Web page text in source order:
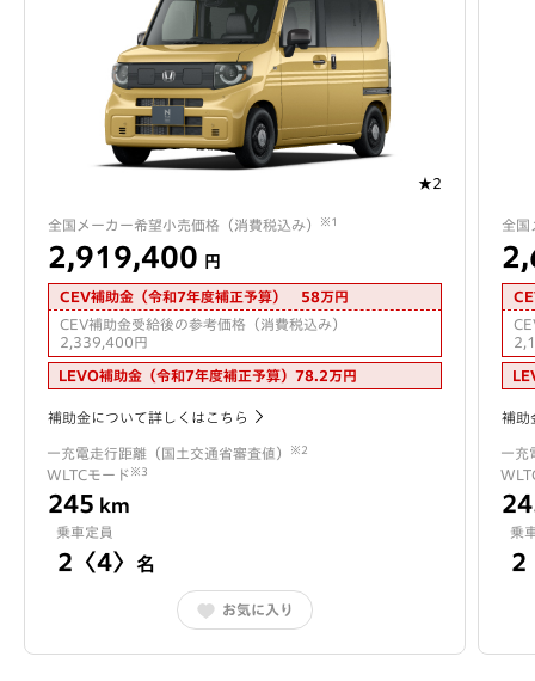
★2
全国メーカー希望小売価格（消費税込み） ※1
2,919,400 円
CEV補助金（令和7年度補正予算） 58万円
CEV補助金受給後の参考価格（消費税込み）
2,339,400 円
LEVO補助金（令和7年度補正予算） 78.2万円
補助金について詳しくはこちら
一充電走行距離（国土交通省審査値） ※2
WLTCモード ※3
245 km
乗車定員
2〈4〉 名
お気に入り
全国
補助
一充
乗
2